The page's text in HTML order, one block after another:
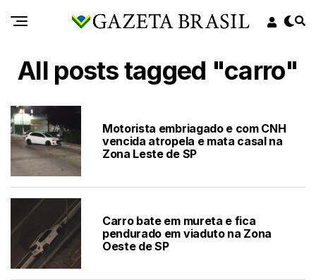
All posts tagged "carro"
Motorista embriagado e com CNH
vencida atropela e mata casal na
Zona Leste de SP
Carro bate em mureta e fica
pendurado em viaduto na Zona
Oeste de SP